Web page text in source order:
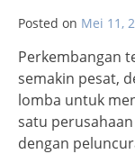
Posted on Mei 11,
Perkembangan
semakin pesat,
lomba untuk
satu
dengan